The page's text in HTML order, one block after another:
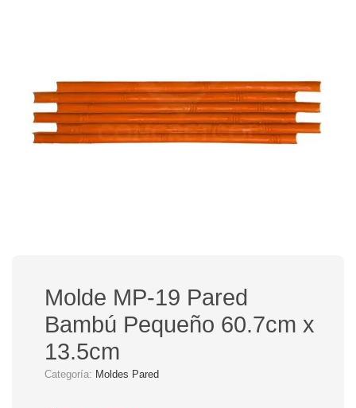
Molde MP-19 Pared
Bambú Pequeño 60.7cm x
13.5cm
Categoría: Moldes Pared